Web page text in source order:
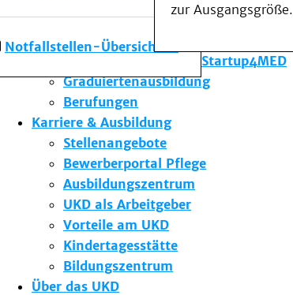
Notfallstellen-Übersicht
zur Ausgangsgröße.
Forschung am UKD
Studium & Lehre
Gründungsförderung Startup4MED
Graduiertenausbildung
Berufungen
Karriere & Ausbildung
Stellenangebote
Bewerberportal Pflege
Ausbildungszentrum
UKD als Arbeitgeber
Vorteile am UKD
Kindertagesstätte
Bildungszentrum
Über das UKD